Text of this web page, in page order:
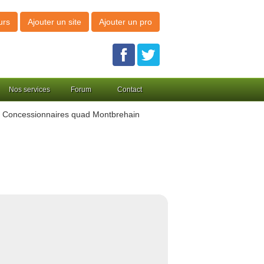
Ajouter un site Ajouter un pro
Nos services Forum Contact
Concessionnaires quad Montbrehain